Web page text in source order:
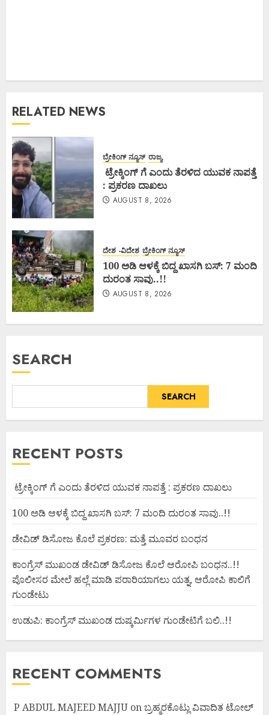
RELATED NEWS
ಬ್ರೇಕಿಂಗ್ ನ್ಯೂಸ್ ರಾಜ್ಯ
ಟ್ರೇಕ್ಕಿಂಗ್ ಗೆ ಎಂದು ತೆರಳಿದ ಯುವಕ ನಾಪತ್ತೆ
: ಪ್ರಕರಣ ದಾಖಲು
AUGUST 8, 2026
ದೇಶ -ವಿದೇಶ ಬ್ರೇಕಿಂಗ್ ನ್ಯೂಸ್
100 ಅಡಿ ಆಳಕ್ಕೆ ಬಿದ್ದ ಖಾಸಗಿ ಬಸ್: 7 ಮಂದಿ
ದುರಂತ ಸಾವು..!!
AUGUST 8, 2026
SEARCH
SEARCH
RECENT POSTS
ಟ್ರೇಕ್ಕಿಂಗ್ ಗೆ ಎಂದು ತೆರಳಿದ ಯುವಕ ನಾಪತ್ತೆ : ಪ್ರಕರಣ ದಾಖಲು
100 ಅಡಿ ಆಳಕ್ಕೆ ಬಿದ್ದ ಖಾಸಗಿ ಬಸ್: 7 ಮಂದಿ ದುರಂತ ಸಾವು..!!
ಡೇವಿಡ್ ಡಿಸೋಜ ಕೊಲೆ ಪ್ರಕರಣ: ಮತ್ತೆ ಮೂವರ ಬಂಧನ
ಕಾಂಗ್ರೆಸ್ ಮುಖಂಡ ಡೇವಿಡ್ ಡಿಸೋಜ ಕೊಲೆ ಆರೋಪಿ ಬಂಧನ..!!
ಪೊಲೀಸರ ಮೇಲೆ ಹಲ್ಲೆ ಮಾಡಿ ಪರಾರಿಯಾಗಲು ಯತ್ನ, ಆರೋಪಿ ಕಾಲಿಗೆ
ಗುಂಡೇಟು
ಉಡುಪಿ: ಕಾಂಗ್ರೆಸ್ ಮುಖಂಡ ದುಷ್ಕರ್ಮಿಗಳ ಗುಂಡೇಟಿಗೆ ಬಲಿ..!!
RECENT COMMENTS
P ABDUL MAJEED MAJJU onಬ್ರಹ್ಮರಕೊಟ್ಲು ವಿವಾದಿತ ಟೋಲ್